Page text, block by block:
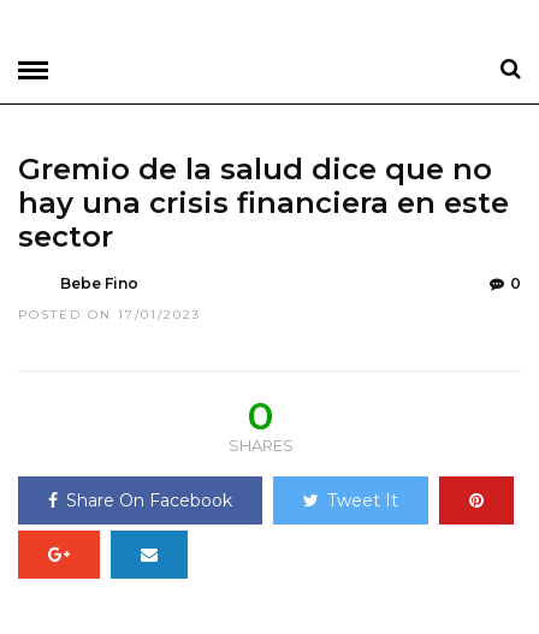
Gremio de la salud dice que no
hay una crisis financiera en este
sector
Bebe Fino
POSTED ON 17/01/2023
0
0
SHARES
Share On Facebook Tweet It